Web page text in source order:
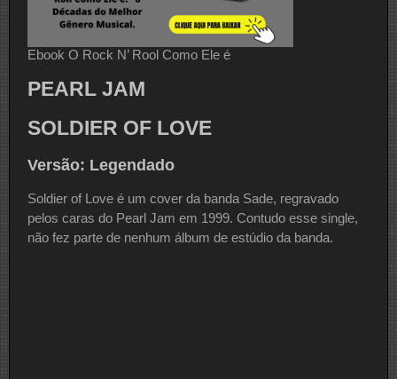
Ebook O Rock N’ Rool Como Ele é
PEARL JAM
SOLDIER OF LOVE
Versão: Legendado
Soldier of Love é um cover da banda Sade, regravado
pelos caras do Pearl Jam em 1999. Contudo esse single,
não fez parte de nenhum álbum de estúdio da banda.